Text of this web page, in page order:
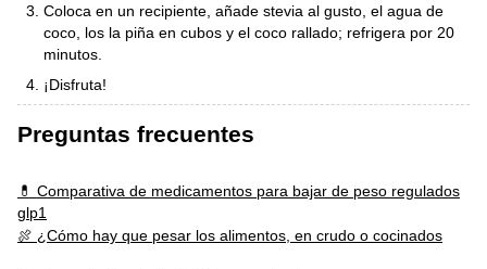
Coloca en un recipiente, añade stevia al gusto, el agua de
coco, los la piña en cubos y el coco rallado; refrigera por 20
minutos.
¡Disfruta!
Preguntas frecuentes
💊 Comparativa de medicamentos para bajar de peso regulados
glp1
🍖 ¿Cómo hay que pesar los alimentos, en crudo o cocinados